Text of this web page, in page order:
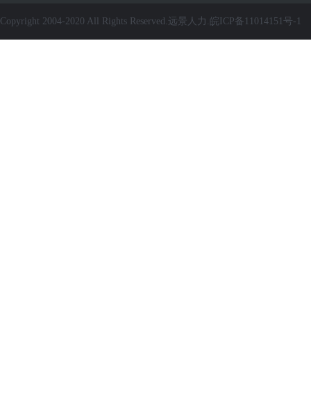
Copyright 2004-2020 All Rights Reserved.远景人力. 皖ICP备11014151号-1